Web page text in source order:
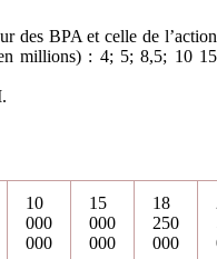
des BPA et celle de l’action
millions) : 4; 5; 8,5; 10 15
10
000
000
15
000
000
18
250
000